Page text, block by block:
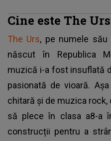
Cine este The Urs
The Urs, pe numele său
născut în Republica
muzică i-a fost insuflată
pasionată de vioară.
chitară și de muzica
să plece în clasa a8-a
construcții pentru a